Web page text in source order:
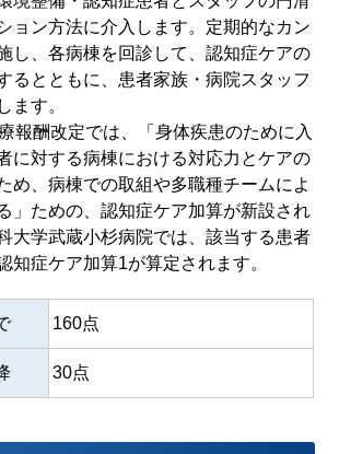
ョン方法に介入します。定期的なカン
し、各病棟を回診して、認知症ケアの
るとともに、患者家族・病院スタッフ
ます。
報酬改定では、「身体疾患のために入
に対する病棟における対応力とケアの
め、病棟での取組や多職種チームによ
」ための、認知症ケア加算が新設され
大学武蔵小杉病院では、該当する患者
知症ケア加算1が算定されます。
160点
30点